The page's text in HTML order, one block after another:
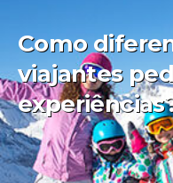
Como
viajantes